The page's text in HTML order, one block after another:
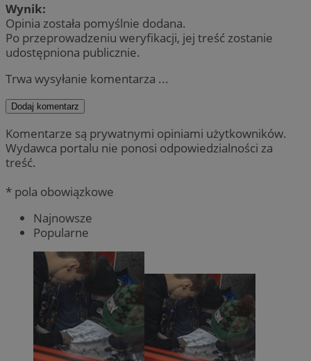
Wynik:
Opinia została pomyślnie dodana.
Po przeprowadzeniu weryfikacji, jej treść zostanie
udostępniona publicznie.
Trwa wysyłanie komentarza ...
Dodaj komentarz
Komentarze są prywatnymi opiniami użytkowników.
Wydawca portalu nie ponosi odpowiedzialności za
treść.
* pola obowiązkowe
Najnowsze
Popularne